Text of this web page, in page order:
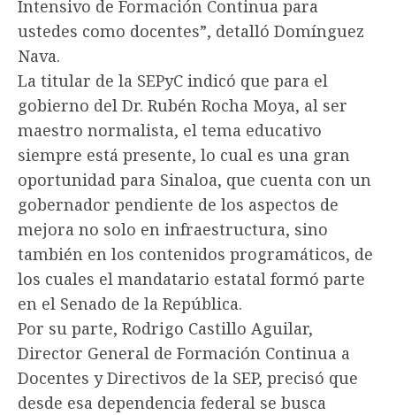
Intensivo de Formación Continua para
ustedes como docentes”, detalló Domínguez
Nava.
La titular de la SEPyC indicó que para el
gobierno del Dr. Rubén Rocha Moya, al ser
maestro normalista, el tema educativo
siempre está presente, lo cual es una gran
oportunidad para Sinaloa, que cuenta con un
gobernador pendiente de los aspectos de
mejora no solo en infraestructura, sino
también en los contenidos programáticos, de
los cuales el mandatario estatal formó parte
en el Senado de la República.
Por su parte, Rodrigo Castillo Aguilar,
Director General de Formación Continua a
Docentes y Directivos de la SEP, precisó que
desde esa dependencia federal se busca